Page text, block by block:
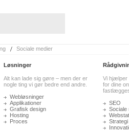
Sociale medier
Løsninger
Alt kan lade sig gøre – men der er
nogle ting vi gør bedre end andre.
Webløsninger
Applikationer
Grafisk design
Hosting
Proces
Vi hjælper
for dine
SEO
Sociale
Strategi